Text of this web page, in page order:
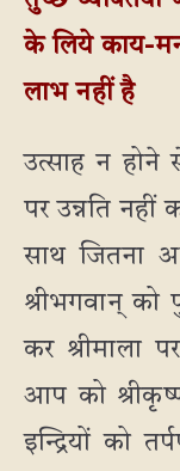
के लिये काय-
लाभ नहीं है
उत्साह न होने
पर उन्नति
साथ जितना
श्रीभगवान् को
कर श्रीमाला
आप को
इन्द्रियों को